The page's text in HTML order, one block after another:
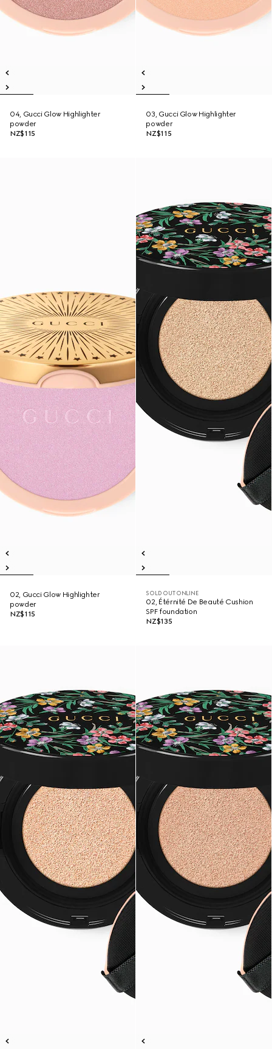
04, Gucci Glow Highlighter
powder
NZ$115
03, Gucci Glow Highlighter
powder
NZ$115
02, Gucci Glow Highlighter
powder
NZ$115
SOLD OUT ONLINE
02, Étérnité De Beauté Cushion
SPF foundation
NZ$135